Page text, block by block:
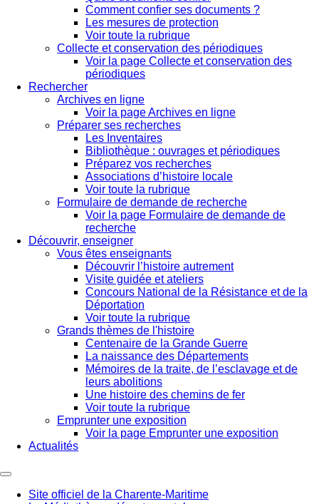
Comment confier ses documents ?
Les mesures de protection
Voir toute la rubrique
Collecte et conservation des périodiques
Voir la page Collecte et conservation des
périodiques
Rechercher
Archives en ligne
Voir la page Archives en ligne
Préparer ses recherches
Les Inventaires
Bibliothèque : ouvrages et périodiques
Préparez vos recherches
Associations d’histoire locale
Voir toute la rubrique
Formulaire de demande de recherche
Voir la page Formulaire de demande de
recherche
Découvrir, enseigner
Vous êtes enseignants
Découvrir l’histoire autrement
Visite guidée et ateliers
Concours National de la Résistance et de la
Déportation
Voir toute la rubrique
Grands thèmes de l'histoire
Centenaire de la Grande Guerre
La naissance des Départements
Mémoires de la traite, de l’esclavage et de
leurs abolitions
Une histoire des chemins de fer
Voir toute la rubrique
Emprunter une exposition
Voir la page Emprunter une exposition
Actualités
Site officiel de la Charente-Maritime